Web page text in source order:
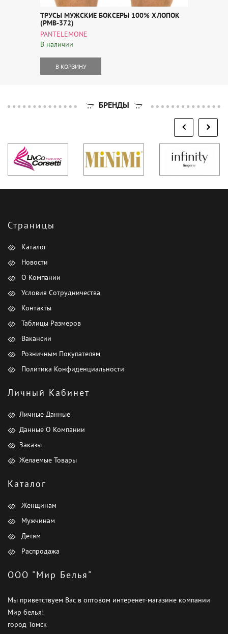
ТРУСЫ МУЖСКИЕ БОКСЕРЫ 100% ХЛОПОК
(PMB-372)
PANTELEMONE
В наличии
В КОРЗИНУ
БРЕНДЫ
Страницы
Каталог
Новости
О Компании
Условия Сотрудничества
Контакты
Таблицы Размеров
Вакансии
Розничным Покупателям
Политика Конфиденциальности
Личный Кабинет
Личные Данные
Данные О Компании
Заказы
Желаемые Товары
Каталог
Женщинам
Мужчинам
Детям
Распродажа
ООО "Мир Белья"
Мы приветствуем Вас в оптовом интеренет-магазине компании
Мир белья!
город Томск